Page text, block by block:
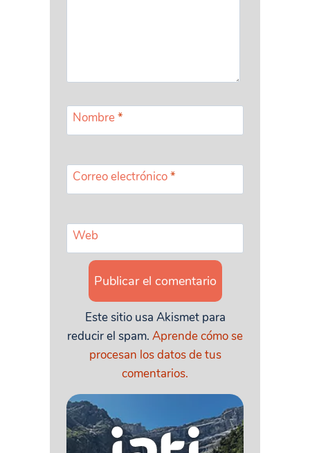
Nombre*
Correo electrónico*
Web
Este sitio usa Akismet para
reducir el spam. Aprende cómo se
procesan los datos de tus
comentarios.